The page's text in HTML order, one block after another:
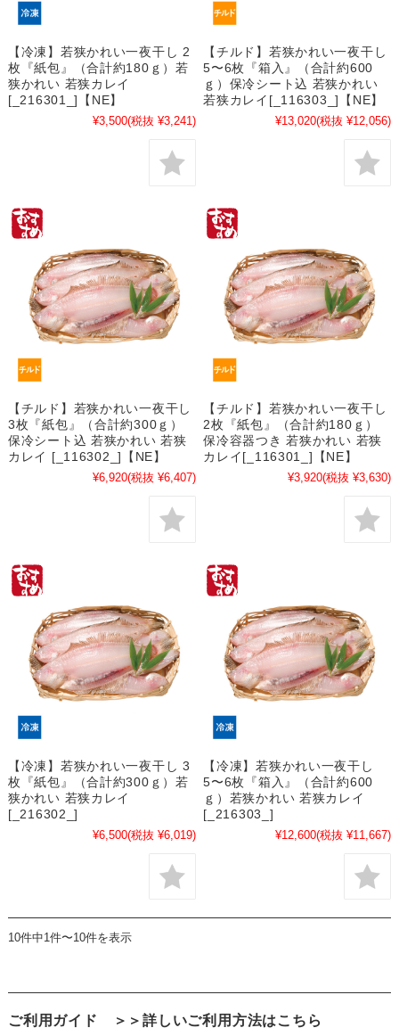
【冷凍】若狭かれい一夜干し 2
枚『紙包』（合計約180ｇ）若
狭かれい 若狭カレイ
[_216301_]【NE】
¥3,500(税抜 ¥3,241)
【チルド】若狭かれい一夜干し
5〜6枚『箱入』（合計約600
ｇ）保冷シート込 若狭かれい
若狭カレイ[_116303_]【NE】
¥13,020(税抜 ¥12,056)
【チルド】若狭かれい一夜干し
3枚『紙包』（合計約300ｇ）
保冷シート込 若狭かれい 若狭
カレイ [_116302_]【NE】
¥6,920(税抜 ¥6,407)
【チルド】若狭かれい一夜干し
2枚『紙包』（合計約180ｇ）
保冷容器つき 若狭かれい 若狭
カレイ[_116301_]【NE】
¥3,920(税抜 ¥3,630)
【冷凍】若狭かれい一夜干し 3
枚『紙包』（合計約300ｇ）若
狭かれい 若狭カレイ
[_216302_]
¥6,500(税抜 ¥6,019)
【冷凍】若狭かれい一夜干し
5〜6枚『箱入』（合計約600
ｇ）若狭かれい 若狭カレイ
[_216303_]
¥12,600(税抜 ¥11,667)
10件中1件〜10件を表示
ご利用ガイド ＞＞詳しいご利用方法はこちら